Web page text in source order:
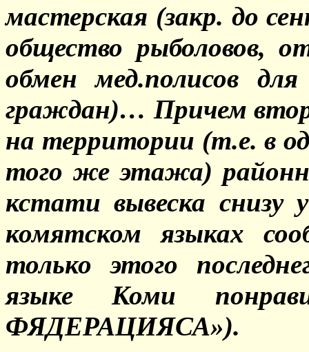
мастерская (закр. до
общество рыболовов,
обмен мед.полисов
граждан)… Причем
на территории (т.е. в
того же этажа)
кстати вывеска снизу
комятском языках
только этого
языке Коми
ФЯДЕРАЦИЯСА»).